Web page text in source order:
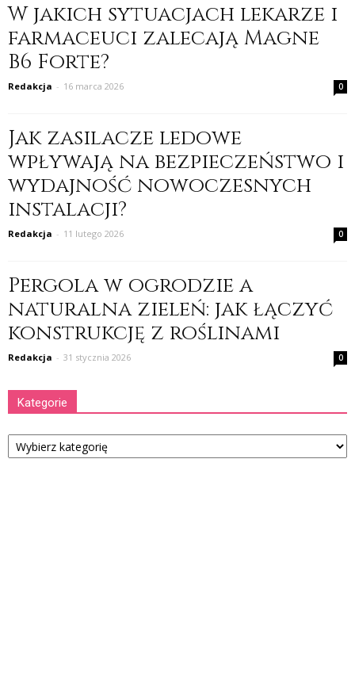
W jakich sytuacjach lekarze i
farmaceuci zalecają Magne
B6 Forte?
Redakcja - 16 marca 2026 0
Jak zasilacze ledowe
wpływają na bezpieczeństwo i
wydajność nowoczesnych
instalacji?
Redakcja - 11 lutego 2026 0
Pergola w ogrodzie a
naturalna zieleń: jak łączyć
konstrukcję z roślinami
Redakcja - 31 stycznia 2026 0
Kategorie
Kategorie